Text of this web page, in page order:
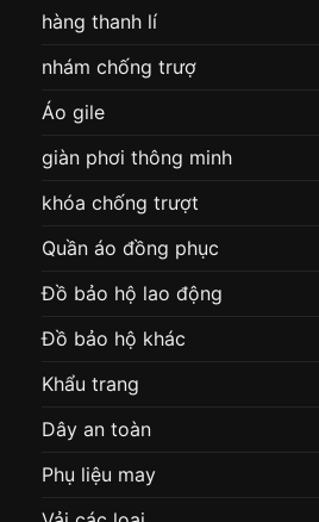
hàng thanh lí
nhám chống trượ
Áo gile
giàn phơi thông minh
khóa chống trượt
Quần áo đồng phục
Đồ bảo hộ lao động
Đồ bảo hộ khác
Khẩu trang
Dây an toàn
Phụ liệu may